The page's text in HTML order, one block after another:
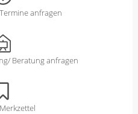
anfragen
Beratung anfragen